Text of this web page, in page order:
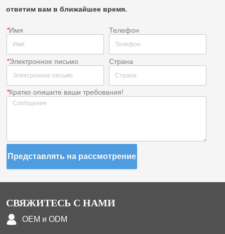
ответим вам в ближайшее время.
*Имя Телефон
*Электронное письмо Страна
*Кратко опишите ваши требования!
Представлять на рассмотрение
СВЯЖИТЕСЬ С НАМИ
OEM и ODM